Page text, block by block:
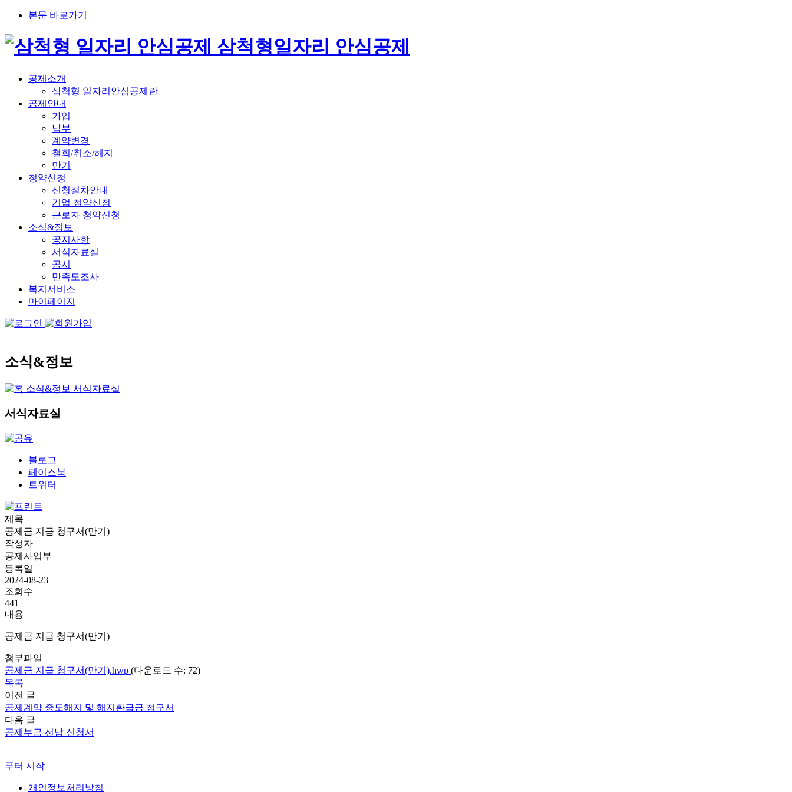
본문 바로가기
삼척형일자리 안심공제
공제소개
삼척형 일자리안심공제란
공제안내
가입
납부
계약변경
철회/취소/해지
만기
청약신청
신청절차안내
기업 청약신청
근로자 청약신청
소식&정보
공지사항
서식자료실
공시
만족도조사
복지서비스
마이페이지
소식&정보
소식&정보 서식자료실
서식자료실
블로그
페이스북
트위터
제목
공제금 지급 청구서(만기)
작성자
공제사업부
등록일
2024-08-23
조회수
441
내용
공제금 지급 청구서(만기)
첨부파일
공제금 지급 청구서(만기).hwp (다운로드 수: 72)
목록
이전 글
공제계약 중도해지 및 해지환급금 청구서
다음 글
공제부금 선납 신청서
푸터 시작
개인정보처리방침